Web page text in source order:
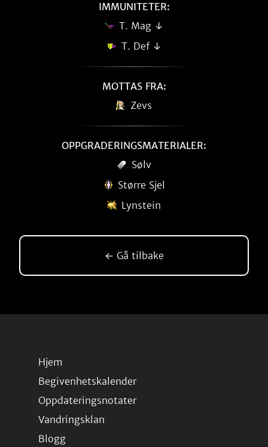
IMMUNITETER:
T. Mag ↓
T. Def ↓
MOTTAS FRA:
Zevs
OPPGRADERINGSMATERIALER:
Sølv
Større Sjel
Lynstein
← Gå tilbake
Hjem
Begivenhetskalender
Oppdateringsnotater
Vandringsklan
Blogg